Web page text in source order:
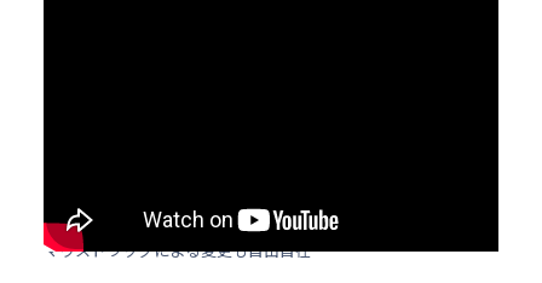
マウスドラッグによる変更も自由自在